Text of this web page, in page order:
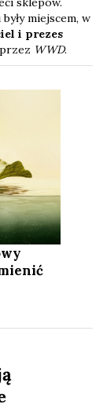
miejscem, w
i prezes
WWD.